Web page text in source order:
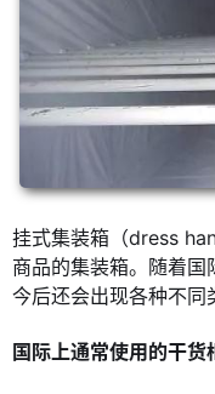
挂式集装箱（dress
商品的集装箱。随着国
今后还会出现各种不同
国际上通常使用的干货